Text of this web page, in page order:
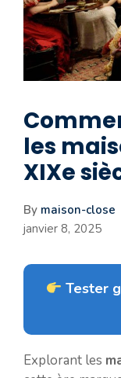
les
XIXe
By maison-close
janvier 8, 2025
Tester
Explorant les